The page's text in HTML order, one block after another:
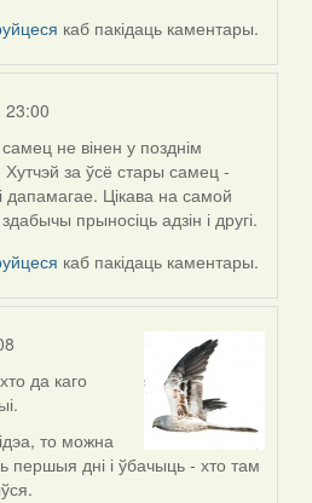
каб пакідаць каментары.
23:00
не вінен у позднім
Хутчэй за ўсё стары самец -
Цікава на самой
прыносіць адзін і другі.
каб пакідаць каментары.
да каго
то можна
першыя дні і ўбачыць - хто там